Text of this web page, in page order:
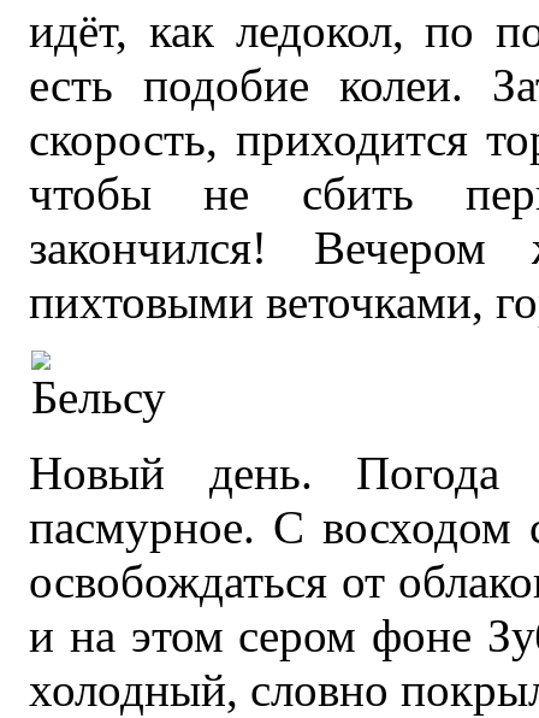
идёт, как ледокол, по
есть подобие колеи.
скорость, приходится
чтобы не сбить
закончился!
пихтовыми веточками,
Новый день. Погода
пасмурное. С восходом
освобождаться от
и на этом сером фоне
холодный, словно